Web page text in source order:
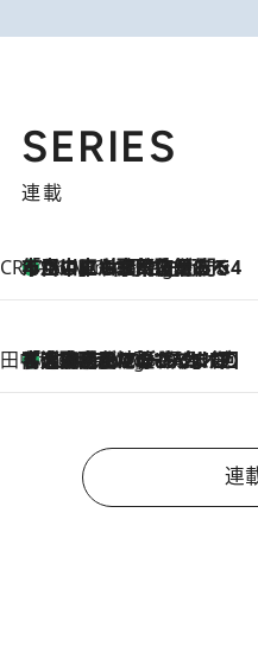
SERIES
連載
CREA'S CHOICE
16 Minutes Ago
「立川にも歌舞伎があるんだよ」 片岡仁左衛門・市川中車ら豪華座組みで4年目の立川立飛歌舞伎へ
田中稲の勝手に再ブーム
5 Hours Ago
「湘南乃風に憧れて」観客大盛上がりの“タオル回し”に、ラッパー顔負けの高速歌唱まで…さだまさし（74）のアグレッシブすぎる現在地
連